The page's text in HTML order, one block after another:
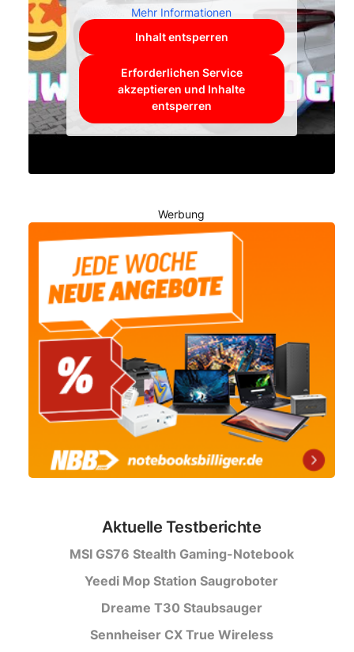
Mehr Informationen
Inhalt entsperren
Erforderlichen Service
akzeptieren und Inhalte
entsperren
Werbung
Aktuelle Testberichte
MSI GS76 Stealth Gaming-Notebook
Yeedi Mop Station Saugroboter
Dreame T30 Staubsauger
Sennheiser CX True Wireless